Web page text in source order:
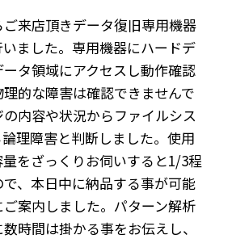
来店頂きデータ復旧専用機器
ました。専用機器にハードデ
タ領域にアクセスし動作確認
的な障害は確認できませんで
内容や状況からファイルシス
理障害と判断しました。使用
をざっくりお伺いすると1/3程
、本日中に納品する事が可能
案内しました。パターン解析
時間は掛かる事をお伝えし、